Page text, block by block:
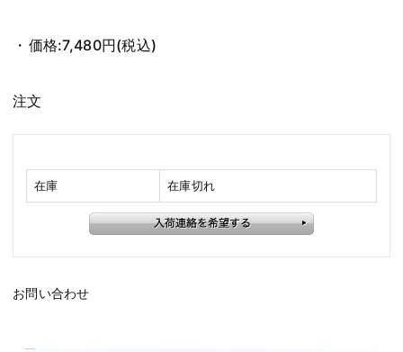
価格:7,480円(税込)
注文
在庫 在庫切れ
お問い合わせ